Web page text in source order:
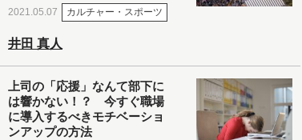
2021.05.07 カルチャー・スポーツ
井田 真人
上司の「応援」なんて部下に
は響かない！？ 今すぐ職場
に導入するべきモチベーショ
ンアップの方法